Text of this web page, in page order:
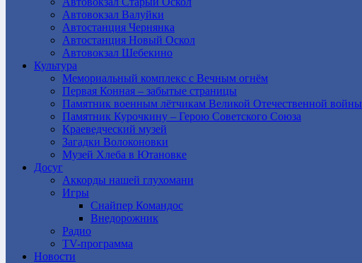
Автовокзал Валуйки
Автостанция Чернянка
Автостанция Новый Оскол
Автовокзал Шебекино
Культура
Мемориальный комплекс с Вечным огнём
Первая Конная – забытые страницы
Памятник военным лётчикам Великой Отечественной войны
Памятник Курочкину – Герою Советского Союза
Краеведческий музей
Загадки Волоконовки
Музей Хлеба в Ютановке
Досуг
Аккорды нашей глухомани
Игры
Снайпер Командос
Внедорожник
Радио
TV-программа
Новости